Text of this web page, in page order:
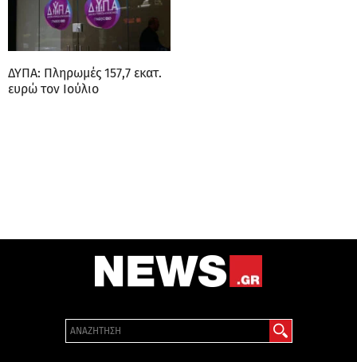
ΔΥΠΑ: Πληρωμές 157,7 εκατ.
ευρώ τον Ιούλιο